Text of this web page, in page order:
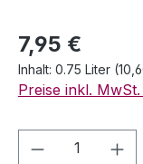
Regulärer Preis:
7,95 €
Inhalt: 0.75 Liter
Preise inkl.
Produkt